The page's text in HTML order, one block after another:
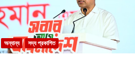
অন্যান্য সদ্য প্রকাশিত